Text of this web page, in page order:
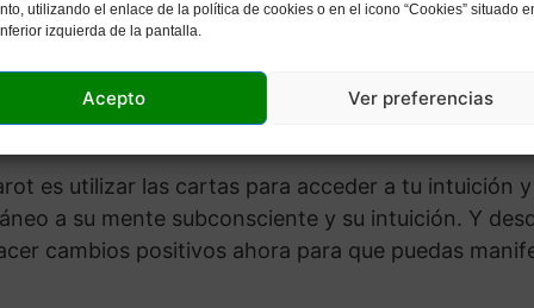
utilizando el enlace de la política de cookies o en el icono “Cookies” situado
izquierda de la pantalla.
Acepto Ver preferencias
Tarot?
Tarot te dirá el futuro, hacer predicciones no es
es utilizar las cartas para acceder a tu intuición
a su mente subconsciente y su intuición. Y
cambios positivos ahora para que puedas